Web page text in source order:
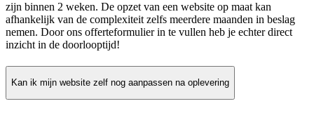
zijn binnen 2 weken. De opzet van een website op maat kan
afhankelijk van de complexiteit zelfs meerdere maanden in beslag
nemen. Door ons offerteformulier in te vullen heb je echter direct
inzicht in de doorlooptijd!
Kan ik mijn website zelf nog aanpassen na oplevering